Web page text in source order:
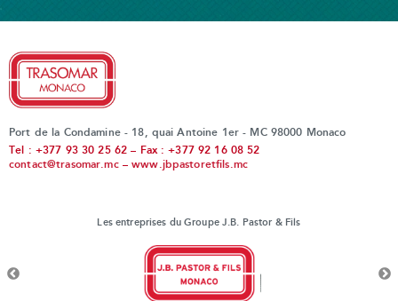
Port de la Condamine - 18, quai Antoine 1er - MC 98000 Monaco
Tel : +377 93 30 25 62 – Fax : +377 92 16 08 52
contact@trasomar.mc–www.jbpastoretfils.mc
Les entreprises du Groupe J.B. Pastor & Fils